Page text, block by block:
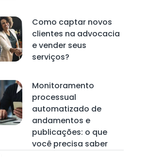
Como captar novos
clientes na advocacia
e vender seus
serviços?
Monitoramento
processual
automatizado de
andamentos e
publicações: o que
você precisa saber